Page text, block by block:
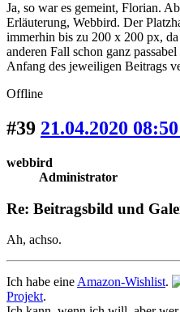
Ja, so war es gemeint, Florian.
Erläuterung, Webbird. Der
immerhin bis zu 200 x 200 px,
anderen Fall schon ganz
Anfang des jeweiligen Beitrags
Offline
#39 21.04.2020
webbird
Administrator
Re: Beitragsbild und
Ah, achso.
Ich habe eine Amazon-Wishlist.
Projekt.